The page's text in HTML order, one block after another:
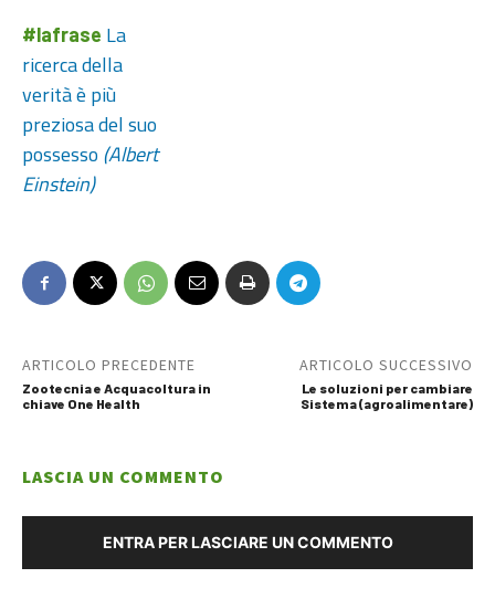
#lafrase La
ricerca della
verità è più
preziosa del suo
possesso (Albert
Einstein)
ARTICOLO PRECEDENTE
Zootecnia e Acquacoltura in
chiave One Health
ARTICOLO SUCCESSIVO
Le soluzioni per cambiare
Sistema (agroalimentare)
LASCIA UN COMMENTO
ENTRA PER LASCIARE UN COMMENTO